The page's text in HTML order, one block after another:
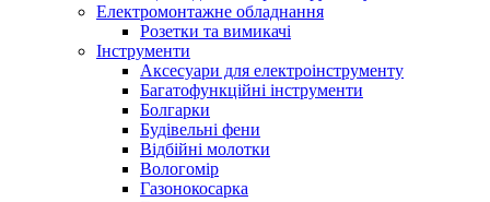
Електромонтажне обладнання
Розетки та вимикачі
Інструменти
Аксесуари для електроінструменту
Багатофункційні інструменти
Болгарки
Будівельні фени
Відбійні молотки
Вологомір
Газонокосарка